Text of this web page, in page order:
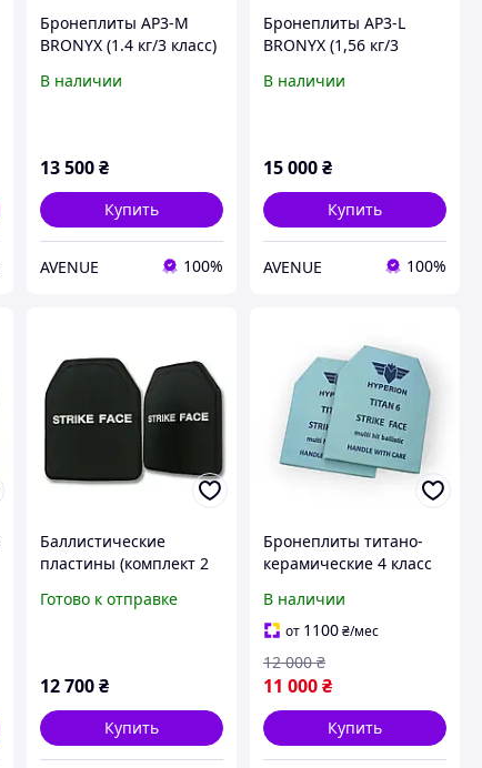
Бронеплиты AP3-M
BRONYX (1.4 кг/3 класс)
В наличии
13 500 ₴
Купить
AVENUE 100%
Бронеплиты AP3-L
BRONYX (1,56 кг/3
В наличии
15 000₴
Купить
AVENUE 100%
Баллистические
пластины (комплект 2
ДСТУ) вес одной шт. 2,8
Готово к отправке
12 700 ₴
Купить
Бронеплиты титано-
керамические 4 класс
(комплект 2 шт, 2,2 кг)
В наличии
от 1100₴/мес
11 000₴
12 000 ₴
Купить